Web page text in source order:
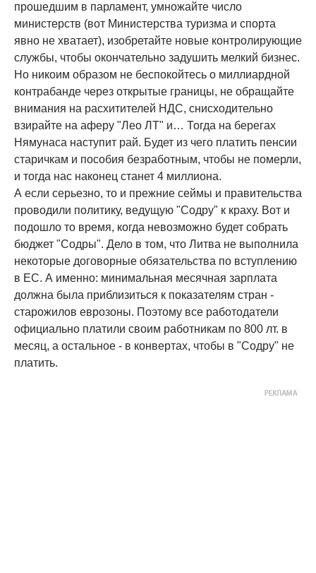
прошедшим в парламент, умножайте число
министерств (вот Министерства туризма и спорта
явно не хватает), изобретайте новые контролирующие
службы, чтобы окончательно задушить мелкий бизнес.
Но никоим образом не беспокойтесь о миллиардной
контрабанде через открытые границы, не обращайте
внимания на расхитителей НДС, снисходительно
взирайте на аферу "Лео ЛТ" и… Тогда на берегах
Нямунаса наступит рай. Будет из чего платить пенсии
старичкам и пособия безработным, чтобы не померли,
и тогда нас наконец станет 4 миллиона.
А если серьезно, то и прежние сеймы и правительства
проводили политику, ведущую "Содру" к краху. Вот и
подошло то время, когда невозможно будет собрать
бюджет "Содры". Дело в том, что Литва не выполнила
некоторые договорные обязательства по вступлению
в ЕС. А именно: минимальная месячная зарплата
должна была приблизиться к показателям стран -
старожилов еврозоны. Поэтому все работодатели
официально платили своим работникам по 800 лт. в
месяц, а остальное - в конвертах, чтобы в "Содру" не
платить.